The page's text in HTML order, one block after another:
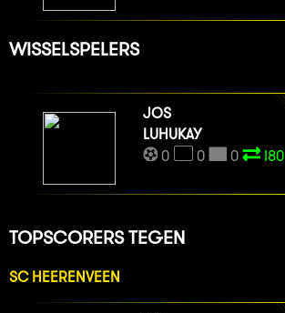
WISSELSPELERS
JOS
LUHUKAY
0
0 0 I80
TOPSCORERS TEGEN
SC HEERENVEEN